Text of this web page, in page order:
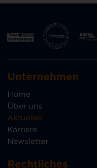
Unternehmen
Home
Über uns
Aktuelles
Karriere
Newsletter
Rechtliches